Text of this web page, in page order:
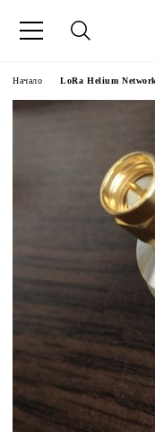
Начало LoRa Helium